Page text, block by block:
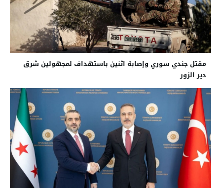
مقتل جندي سوري وإصابة اثنين باستهداف لمجهولين شرق
دير الزور